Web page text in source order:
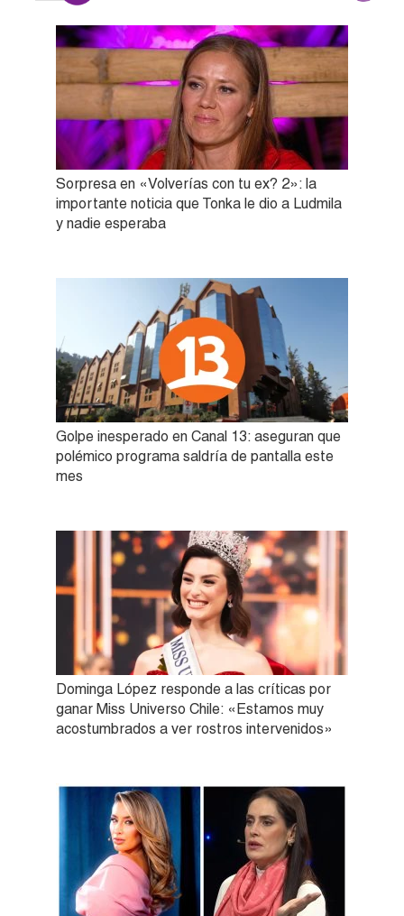
Sorpresa en «Volverías con tu ex? 2»: la
importante noticia que Tonka le dio a Ludmila
y nadie esperaba
Golpe inesperado en Canal 13: aseguran que
polémico programa saldría de pantalla este
mes
Dominga López responde a las críticas por
ganar Miss Universo Chile: «Estamos muy
acostumbrados a ver rostros intervenidos»